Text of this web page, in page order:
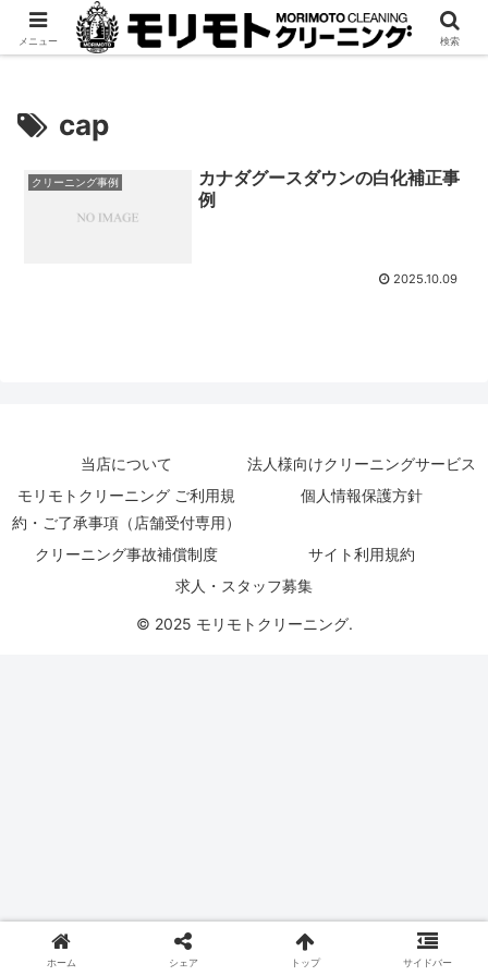
宅配専門「モリクリ」 法人様はこちら
cap
クリーニング事例
カナダグースダウンの白化補正事
例
2025.10.09
当店について
法人様向けクリーニングサービス
モリモトクリーニング ご利用規
約・ご了承事項（店舗受付専用）
個人情報保護方針
クリーニング事故補償制度
サイト利用規約
求人・スタッフ募集
© 2025 モリモトクリーニング.
メニュー 検索
ホーム シェア トップ サイドバー